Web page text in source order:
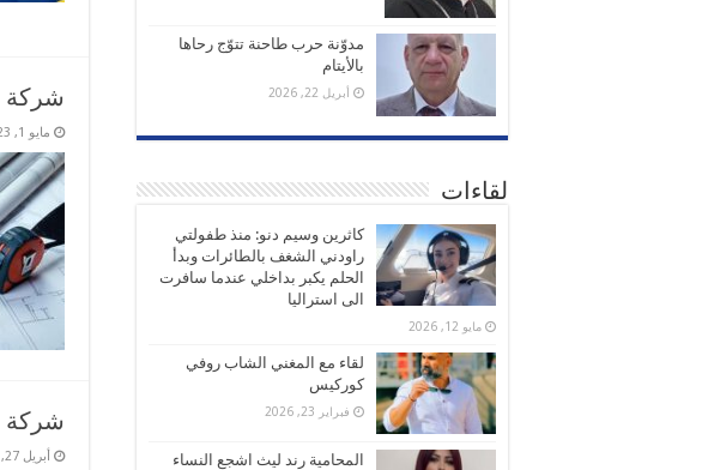
شركة
مايو 1, 2023
شركة
أبريل 27, 2023
مدوّنة حرب طاحنة تتوّج رحاها
بالأيتام
أبريل 22, 2026
لقاءات
كاثرين وسيم دنو: منذ طفولتي
راودني الشغف بالطائرات وبدأ
الحلم يكبر بداخلي عندما سافرت
الى استراليا
مايو 12, 2026
لقاء مع المغني الشاب روفي
كوركيس
فبراير 23, 2026
المحامية رند ليث اشجع النساء